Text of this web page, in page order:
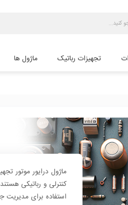
تجهیزات رباتیک ماژول ها
ماژول درایور موتور
استفاده برای